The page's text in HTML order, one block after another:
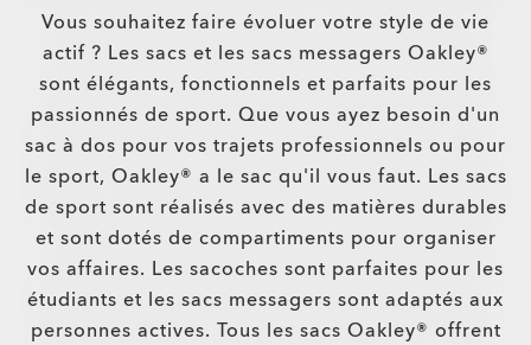
Vous souhaitez faire évoluer votre style de vie
actif ? Les sacs et les sacs messagers Oakley®
sont élégants, fonctionnels et parfaits pour les
passionnés de sport. Que vous ayez besoin d'un
sac à dos pour vos trajets professionnels ou pour
le sport, Oakley® a le sac qu'il vous faut. Les sacs
de sport sont réalisés avec des matières durables
et sont dotés de compartiments pour organiser
vos affaires. Les sacoches sont parfaites pour les
étudiants et les sacs messagers sont adaptés aux
personnes actives. Tous les sacs Oakley® offrent